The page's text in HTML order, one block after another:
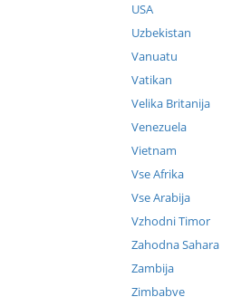
USA
Uzbekistan
Vanuatu
Vatikan
Velika Britanija
Venezuela
Vietnam
Vse Afrika
Vse Arabija
Vzhodni Timor
Zahodna Sahara
Zambija
Zimbabve